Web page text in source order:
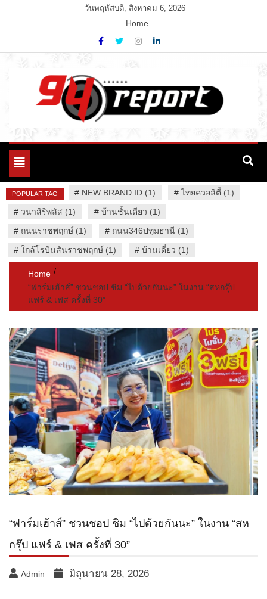
วันพฤหัสบดี, สิงหาคม 6, 2026
Home
94 Report.com
Variety News
Toggle
POPULAR TAG # NEW BRAND ID (1) #ไทยควอลิตี้ (1)
# วนาสิริพลัส (1) # บ้านชั้นเดียว (1)
# ถนนราชพฤกษ์ (1) # ถนน346ปทุมธานี (1)
# ใกล้โรบินสันราชพฤกษ์ (1) # บ้านเดี่ยว (1)
Home
“ฟาร์มเฮ้าส์” ชวนชอป ชิม “ไปด้วยกันนะ” ในงาน “สหกรุ๊ป
แฟร์ & เฟส ครั้งที่ 30”
“ฟาร์มเฮ้าส์” ชวนชอป ชิม “ไปด้วยกันนะ” ในงาน “สห
กรุ๊ป แฟร์ & เฟส ครั้งที่ 30”
Admin มิถุนายน 28, 2026